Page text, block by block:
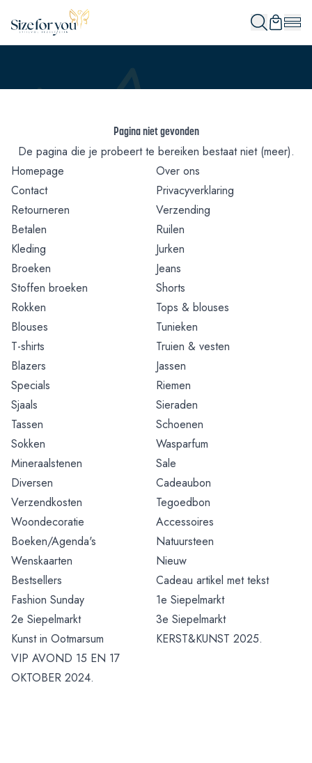
Pagina niet gevonden
De pagina die je probeert te bereiken bestaat niet (meer).
Homepage
Over ons
Contact
Privacyverklaring
Retourneren
Verzending
Betalen
Ruilen
Kleding
Jurken
Broeken
Jeans
Stoffen broeken
Shorts
Rokken
Tops & blouses
Blouses
Tunieken
T-shirts
Truien & vesten
Blazers
Jassen
Specials
Riemen
Sjaals
Sieraden
Tassen
Schoenen
Sokken
Wasparfum
Mineraalstenen
Sale
Diversen
Cadeaubon
Verzendkosten
Tegoedbon
Woondecoratie
Accessoires
Boeken/Agenda's
Natuursteen
Wenskaarten
Nieuw
Bestsellers
Cadeau artikel met tekst
Fashion Sunday
1e Siepelmarkt
2e Siepelmarkt
3e Siepelmarkt
Kunst in Ootmarsum
KERST&KUNST 2025.
VIP AVOND 15 EN 17
OKTOBER 2024.